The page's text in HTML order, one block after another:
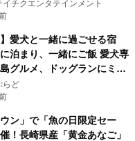
チクエンタテインメント
】愛犬と一緒に過ごせる宿
泊まり、一緒にご飯 愛犬専
グルメ、ドッグランにミニ
ンピングとトレーラーハウ
らど
ウン」で「魚の日限定セー
！長崎県産「黄金あなご」